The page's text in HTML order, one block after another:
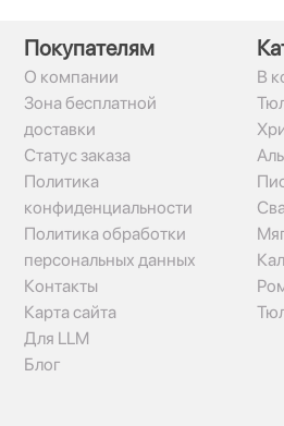
Покупателям
О компании
Зона бесплатной
доставки
Статус заказа
Политика
конфиденциальности
Политика обработки
персональных данных
Контакты
Карта сайта
Для LLM
Блог
В